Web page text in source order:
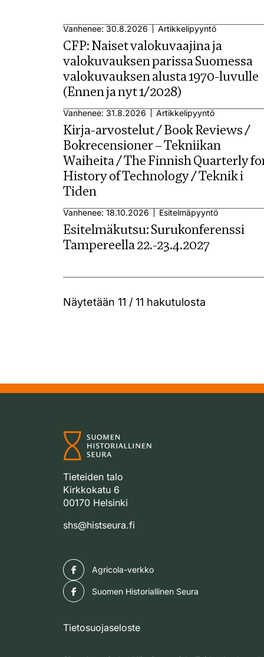
Vanhenee: 30.8.2026 Artikkelipyyntö
CFP: Naiset valokuvaajina ja
valokuvauksen parissa Suomessa
valokuvauksen alusta 1970-luvulle
(Ennen ja nyt 1/2028)
Vanhenee: 31.8.2026 Artikkelipyyntö
Kirja-arvostelut / Book Reviews /
Bokrecensioner – Tekniikan
Waiheita / The Finnish Quarterly
History of Technology / Teknik i
Tiden
Vanhenee: 18.10.2026 Esitelmäpyyntö
Esitelmäkutsu: Surukonferenssi
Tampereella 22.-23.4.2027
Näytetään 11 / 11 hakutulosta
Tieteiden talo
Kirkkokatu 6
00170 Helsinki
shs@histseura.fi
Agricola-verkko
Suomen Historiallinen Seura
Tietosuojaseloste